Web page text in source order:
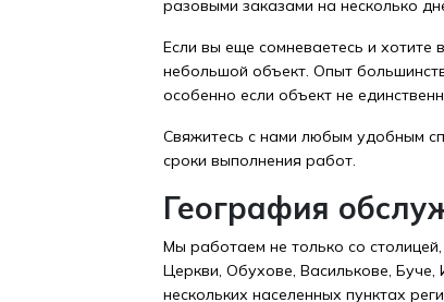
разовыми заказами на несколько
Если вы еще сомневаетесь и
небольшой объект. Опыт
особенно если объект не
Свяжитесь с нами любым удобным
сроки выполнения работ.
География
Мы работаем не только со
Церкви, Обухове, Василькове,
нескольких населенных пунктах